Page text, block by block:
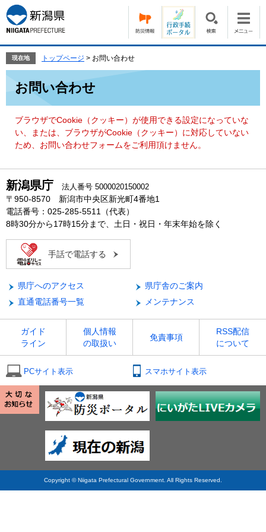
ー
ジ
の
頭
す。
ニ
ュ
ー
飛
て
現在地 トップページ > お問い合わせ
お問い合わせ
ブラウザでCookie（クッキー）が使用できる設定になっていな
い、または、ブラウザがCookie（クッキー）に対応していない
ため、お問い合わせフォームをご利用頂けません。
新潟県庁 法人番号 5000020150002
〒950-8570 新潟市中央区新光町4番地1
電話番号：025-285-5511（代表）
8時30分から17時15分まで、土日・祝日・年末年始を除く
手話で電話する
県庁へのアクセス
県庁舎のご案内
直通電話番号一覧
メンテナンス
ガイド
ライン
個人情報
の取扱い
免責事項
RSS配信
について
PCサイト表示 スマホサイト表示
Copyright © Niigata Prefectural Government. All Rights Reserved.